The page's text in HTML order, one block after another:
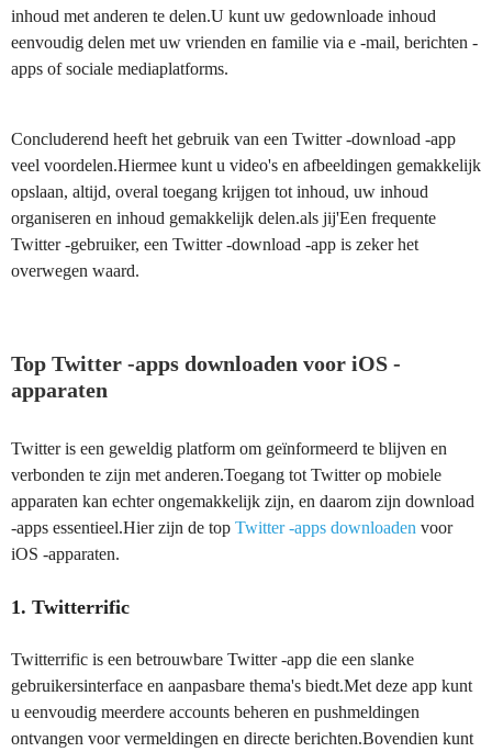
inhoud met anderen te delen.U kunt uw gedownloade inhoud
eenvoudig delen met uw vrienden en familie via e -mail, berichten -
apps of sociale mediaplatforms.
Concluderend heeft het gebruik van een Twitter -download -app
veel voordelen.Hiermee kunt u video's en afbeeldingen gemakkelijk
opslaan, altijd, overal toegang krijgen tot inhoud, uw inhoud
organiseren en inhoud gemakkelijk delen.als jij'Een frequente
Twitter -gebruiker, een Twitter -download -app is zeker het
overwegen waard.
Top Twitter -apps downloaden voor iOS -
apparaten
Twitter is een geweldig platform om geïnformeerd te blijven en
verbonden te zijn met anderen.Toegang tot Twitter op mobiele
apparaten kan echter ongemakkelijk zijn, en daarom zijn download
-apps essentieel.Hier zijn de top Twitter -apps downloaden voor
iOS -apparaten.
1. Twitterrific
Twitterrific is een betrouwbare Twitter -app die een slanke
gebruikersinterface en aanpasbare thema's biedt.Met deze app kunt
u eenvoudig meerdere accounts beheren en pushmeldingen
ontvangen voor vermeldingen en directe berichten.Bovendien kunt